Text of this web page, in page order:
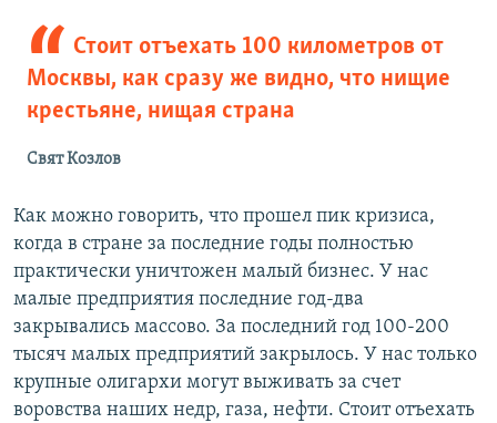
Стоит отъехать 100 километров от
Москвы, как сразу же видно, что нищие
крестьяне, нищая страна
Свят Козлов
Как можно говорить, что прошел пик кризиса,
когда в стране за последние годы полностью
практически уничтожен малый бизнес. У нас
малые предприятия последние год-два
закрывались массово. За последний год 100-200
тысяч малых предприятий закрылось. У нас только
крупные олигархи могут выживать за счет
воровства наших недр, газа, нефти. Стоит отъехать